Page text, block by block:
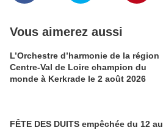
Vous aimerez aussi
L’Orchestre d’harmonie de la région
Centre-Val de Loire champion du
monde à Kerkrade le 2 août 2026
FÊTE DES DUITS empêchée du 12 au